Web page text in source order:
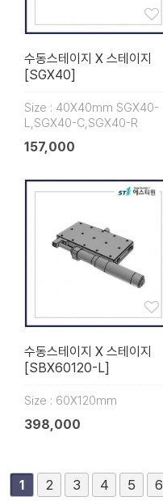
수동스테이지 X 스테이지
[SGX40]
Size : 40X40mm SGX40-
L,SGX40-C,SGX40-R
157,000
수동스테이지 X 스테이지
[SBX60120-L]
Size : 60X120mm
398,000
1 2 3 4 5 6